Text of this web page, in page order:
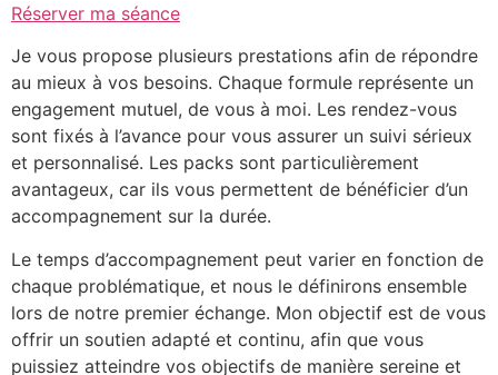
Réserver ma séance
Je vous propose plusieurs prestations afin de répondre
au mieux à vos besoins. Chaque formule représente un
engagement mutuel, de vous à moi. Les rendez-vous
sont fixés à l’avance pour vous assurer un suivi sérieux
et personnalisé. Les packs sont particulièrement
avantageux, car ils vous permettent de bénéficier d’un
accompagnement sur la durée.
Le temps d’accompagnement peut varier en fonction de
chaque problématique, et nous le définirons ensemble
lors de notre premier échange. Mon objectif est de vous
offrir un soutien adapté et continu, afin que vous
puissiez atteindre vos objectifs de manière sereine et